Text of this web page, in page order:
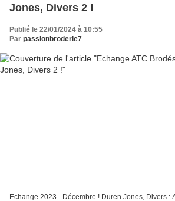
Jones, Divers 2 !
Publié le 22/01/2024 à 10:55
Par passionbroderie7
Echange 2023 - Décembre ! Duren Jones, Divers :